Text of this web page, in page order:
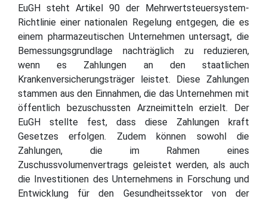
EuGH steht Artikel 90 der Mehrwertsteuersystem-
Richtlinie einer nationalen Regelung entgegen, die es
einem pharmazeutischen Unternehmen untersagt, die
Bemessungsgrundlage nachträglich zu reduzieren,
wenn es Zahlungen an den staatlichen
Krankenversicherungsträger leistet. Diese Zahlungen
stammen aus den Einnahmen, die das Unternehmen mit
öffentlich bezuschussten Arzneimitteln erzielt. Der
EuGH stellte fest, dass diese Zahlungen kraft
Gesetzes erfolgen. Zudem können sowohl die
Zahlungen, die im Rahmen eines
Zuschussvolumenvertrags geleistet werden, als auch
die Investitionen des Unternehmens in Forschung und
Entwicklung für den Gesundheitssektor von der